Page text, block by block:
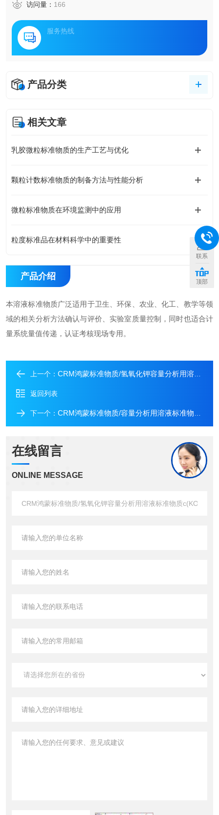
访问量： 166
服务热线
产品分类
相关文章
乳胶微粒标准物质的生产工艺与优化
颗粒计数标准物质的制备方法与性能分析
微粒标准物质在环境监测中的应用
粒度标准品在材料科学中的重要性
产品介绍
本溶液标准物质广泛适用于卫生、环保、农业、化工、教学等领
域的相关分析方法确认与评价、实验室质量控制，同时也适合计
量系统量值传递，认证考核现场专用。
上一个： CRM鸿蒙标准物质/氢氧化钾容量分析用溶液标准物质c(KOH)：0.5mol/L1L
返回列表
下一个： CRM鸿蒙标准物质/容量分析用溶液标准物质c(Na2S2O3)：0.01mol/L100mL
在线留言
ONLINE MESSAGE
联系
顶部